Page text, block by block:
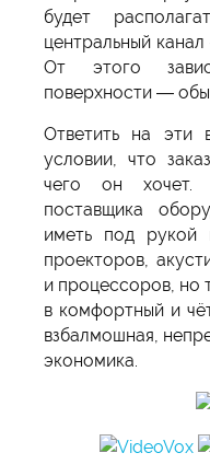
будет
центральный
От этого
поверхности —
Ответить на
условии, что
чего он хочет.
поставщика
иметь под рукой
проекторов,
и процессоров, но
в комфортный и
взбалмошная,
экономика.